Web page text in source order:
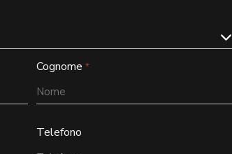
Cognome *
Telefono